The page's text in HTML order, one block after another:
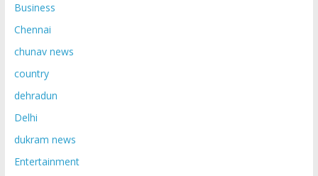
Business
Chennai
chunav news
country
dehradun
Delhi
dukram news
Entertainment